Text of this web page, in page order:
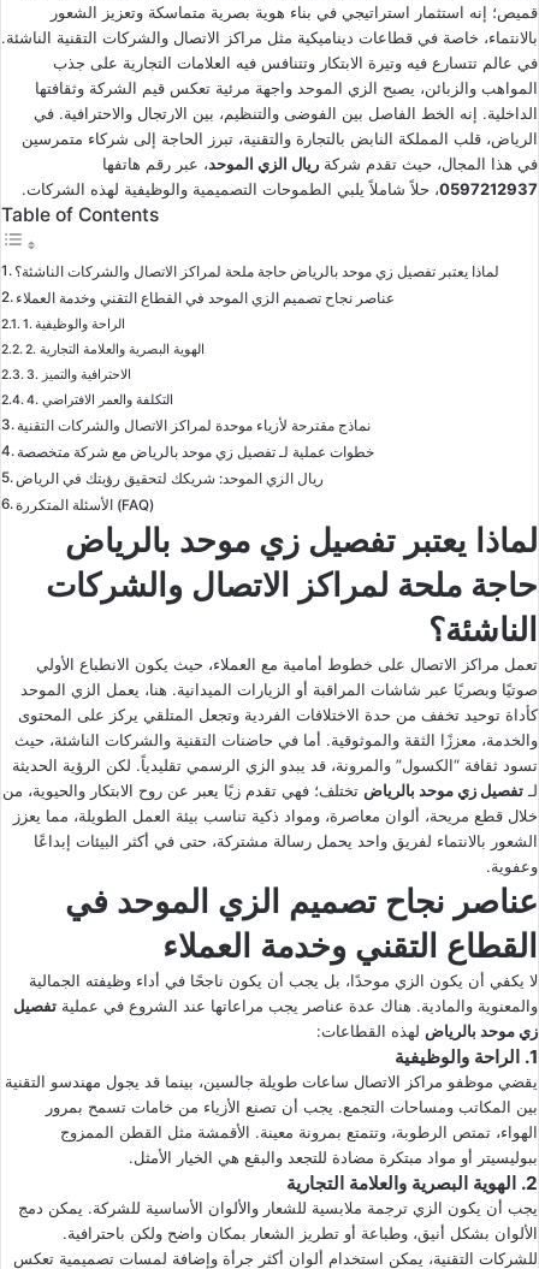
قميص؛ إنه استثمار استراتيجي في بناء هوية بصرية متماسكة وتعزيز الشعور
بالانتماء، خاصة في قطاعات ديناميكية مثل مراكز الاتصال والشركات التقنية الناشئة.
في عالم تتسارع فيه وتيرة الابتكار وتتنافس فيه العلامات التجارية على جذب
المواهب والزبائن، يصبح الزي الموحد واجهة مرئية تعكس قيم الشركة وثقافتها
الداخلية. إنه الخط الفاصل بين الفوضى والتنظيم، بين الارتجال والاحترافية. في
الرياض، قلب المملكة النابض بالتجارة والتقنية، تبرز الحاجة إلى شركاء متمرسين
في هذا المجال، حيث تقدم شركة ريال الزي الموحد، عبر رقم هاتفها
0597212937، حلاً شاملاً يلبي الطموحات التصميمية والوظيفية لهذه الشركات.
Table of Contents
لماذا يعتبر تفصيل زي موحد بالرياض حاجة ملحة لمراكز الاتصال والشركات الناشئة؟
عناصر نجاح تصميم الزي الموحد في القطاع التقني وخدمة العملاء
1. الراحة والوظيفية
2. الهوية البصرية والعلامة التجارية
3. الاحترافية والتميز
4. التكلفة والعمر الافتراضي
نماذج مقترحة لأزياء موحدة لمراكز الاتصال والشركات التقنية
خطوات عملية لـ تفصيل زي موحد بالرياض مع شركة متخصصة
ريال الزي الموحد: شريكك لتحقيق رؤيتك في الرياض
الأسئلة المتكررة (FAQ)
لماذا يعتبر تفصيل زي موحد بالرياض
حاجة ملحة لمراكز الاتصال والشركات
الناشئة؟
تعمل مراكز الاتصال على خطوط أمامية مع العملاء، حيث يكون الانطباع الأولي
صوتيًا وبصريًا عبر شاشات المراقبة أو الزيارات الميدانية. هنا، يعمل الزي الموحد
كأداة توحيد تخفف من حدة الاختلافات الفردية وتجعل المتلقي يركز على المحتوى
والخدمة، معززًا الثقة والموثوقية. أما في حاضنات التقنية والشركات الناشئة، حيث
تسود ثقافة “الكسول” والمرونة، قد يبدو الزي الرسمي تقليدياً. لكن الرؤية الحديثة
لـ تفصيل زي موحد بالرياض تختلف؛ فهي تقدم زيًا يعبر عن روح الابتكار والحيوية، من
خلال قطع مريحة، ألوان معاصرة، ومواد ذكية تناسب بيئة العمل الطويلة، مما يعزز
الشعور بالانتماء لفريق واحد يحمل رسالة مشتركة، حتى في أكثر البيئات إبداعًا
وعفوية.
عناصر نجاح تصميم الزي الموحد في
القطاع التقني وخدمة العملاء
لا يكفي أن يكون الزي موحدًا، بل يجب أن يكون ناجحًا في أداء وظيفته الجمالية
والمعنوية والمادية. هناك عدة عناصر يجب مراعاتها عند الشروع في عملية تفصيل
زي موحد بالرياض لهذه القطاعات:
1. الراحة والوظيفية
يقضي موظفو مراكز الاتصال ساعات طويلة جالسين، بينما قد يجول مهندسو التقنية
بين المكاتب ومساحات التجمع. يجب أن تصنع الأزياء من خامات تسمح بمرور
الهواء، تمتص الرطوبة، وتتمتع بمرونة معينة. الأقمشة مثل القطن الممزوج
ببوليسيتر أو مواد مبتكرة مضادة للتجعد والبقع هي الخيار الأمثل.
2. الهوية البصرية والعلامة التجارية
يجب أن يكون الزي ترجمة ملابسية للشعار والألوان الأساسية للشركة. يمكن دمج
الألوان بشكل أنيق، وطباعة أو تطريز الشعار بمكان واضح ولكن باحترافية.
للشركات التقنية، يمكن استخدام ألوان أكثر جرأة وإضافة لمسات تصميمية تعكس